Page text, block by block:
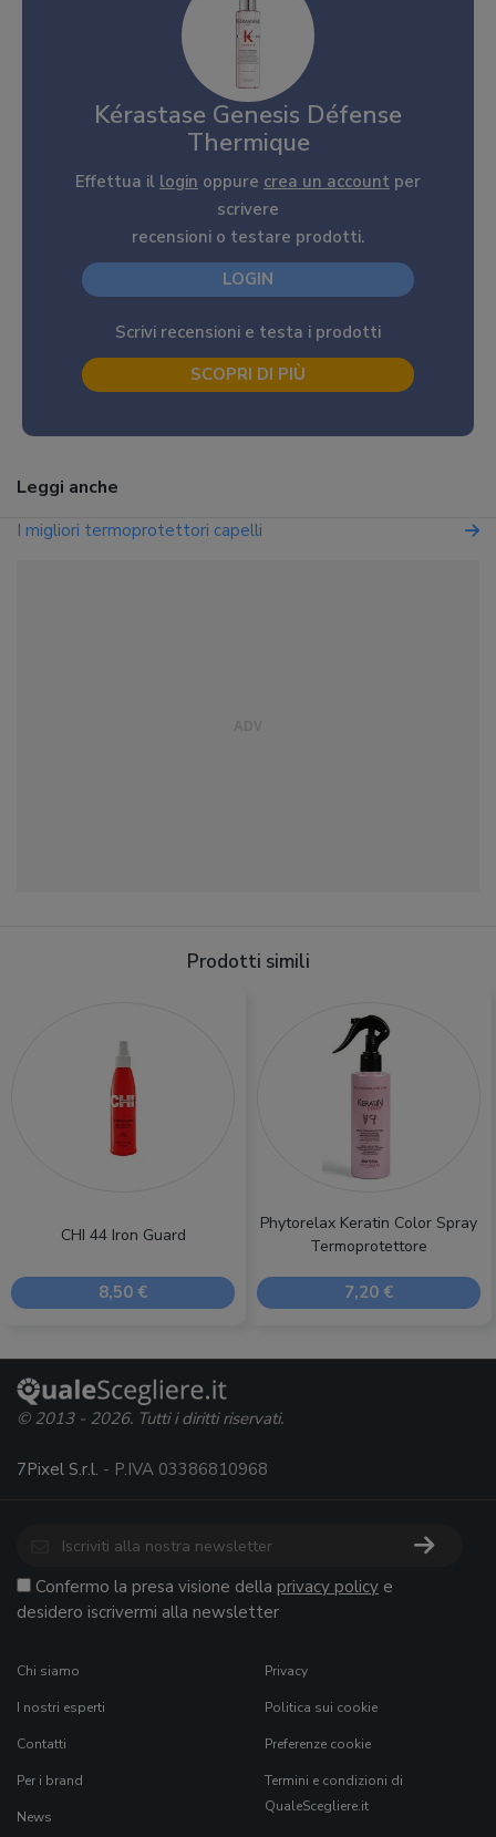
Kérastase Genesis Défense
Thermique
Effettua il login oppure crea un account per
scrivere
recensioni o testare prodotti.
LOGIN
Scrivi recensioni e testa i prodotti
SCOPRI DI PIÙ
Leggi anche
I migliori termoprotettori capelli
Prodotti simili
CHI 44 Iron Guard
8,50 €
Phytorelax Keratin Color Spray
Termoprotettore
7,20 €
© 2013 - 2026. Tutti i diritti riservati.
7Pixel S.r.l. - P.IVA 03386810968
Confermo la presa visione della privacy policy e
desidero iscrivermi alla newsletter
Chi siamo
I nostri esperti
Contatti
Per i brand
News
Privacy
Politica sui cookie
Preferenze cookie
Termini e condizioni di
QualeScegliere.it